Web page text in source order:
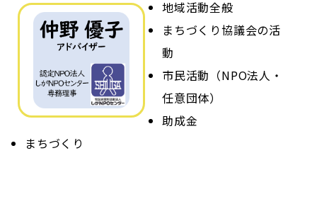
地域活動全般
まちづくり協議会の活
動
市民活動（NPO法人・
任意団体）
助成金
まちづくり